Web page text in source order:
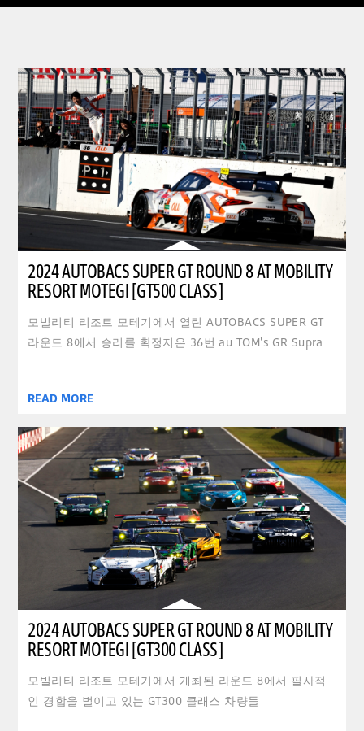
2024 AUTOBACS SUPER GT ROUND 8 AT MOBILITY
RESORT MOTEGI [GT500 CLASS]
모빌리티 리조트 모테기에서 열린 AUTOBACS SUPER GT
라운드 8에서 승리를 확정지은 36번 au TOM's GR Supra
READ MORE
2024 AUTOBACS SUPER GT ROUND 8 AT MOBILITY
RESORT MOTEGI [GT300 CLASS]
모빌리티 리조트 모테기에서 개최된 라운드 8에서 필사적
인 경합을 벌이고 있는 GT300 클래스 차량들